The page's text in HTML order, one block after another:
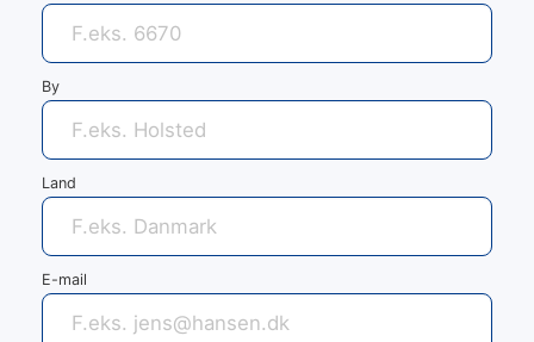
By
Land
E-mail